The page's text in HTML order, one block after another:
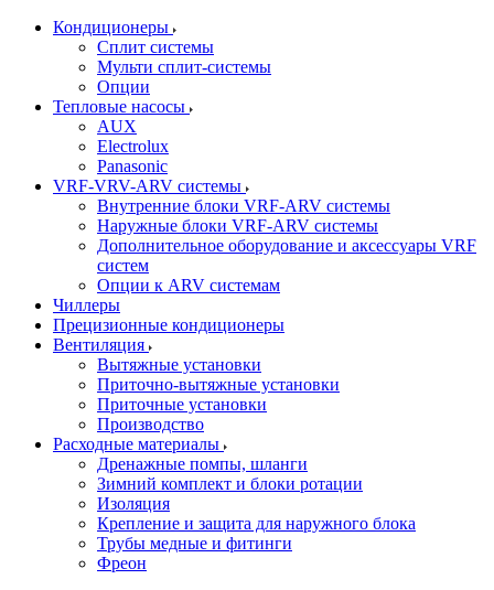
Кондиционеры
Сплит системы
Мульти сплит-системы
Опции
Тепловые насосы
AUX
Electrolux
Panasonic
VRF-VRV-ARV системы
Внутренние блоки VRF-ARV системы
Наружные блоки VRF-ARV системы
Дополнительное оборудование и аксессуары VRF
систем
Опции к ARV системам
Чиллеры
Прецизионные кондиционеры
Вентиляция
Вытяжные установки
Приточно-вытяжные установки
Приточные установки
Производство
Расходные материалы
Дренажные помпы, шланги
Зимний комплект и блоки ротации
Изоляция
Крепление и защита для наружного блока
Трубы медные и фитинги
Фреон